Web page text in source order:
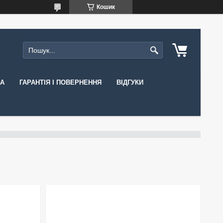
Кошик
ГАРАНТІЯ І ПОВЕРНЕННЯ ВІДГУКИ